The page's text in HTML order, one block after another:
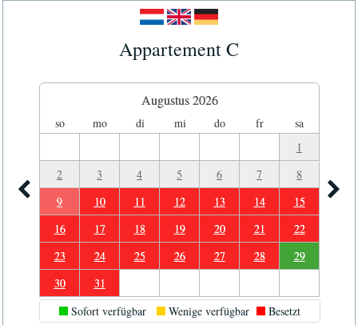
Appartement C
Augustus 2026
so mo di mi do fr
sa
1
2
3 4 5 6 7
8
9
10 11 12 13 14
15
16
17 18 19 20 21
22
23
24 25 26 27 28
29
30
31
Sofort verfügbar
Wenige verfügbar Besetzt